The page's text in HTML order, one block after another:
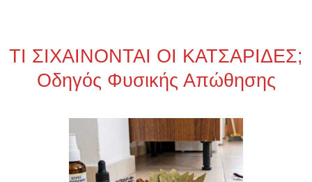
ΤΙ ΣΙΧΑΙΝΟΝΤΑΙ ΟΙ ΚΑΤΣΑΡΙΔΕΣ;
Οδηγός Φυσικής Απώθησης